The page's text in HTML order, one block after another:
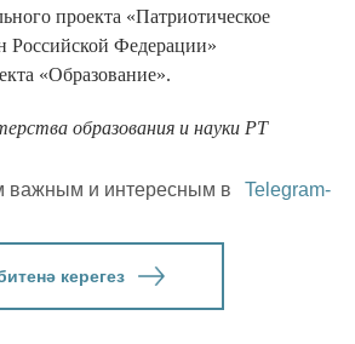
проекта «Патриотическое
Российской Федерации»
«Образование».
образования и науки РТ
важным и интересным в
Telegram-
керегез